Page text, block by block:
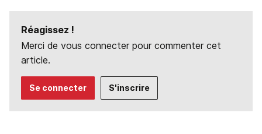
Réagissez !
Merci de vous connecter pour commenter cet
article.
Se connecter S'inscrire